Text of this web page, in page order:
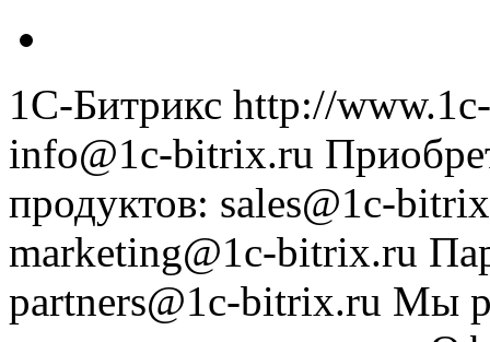
1С-Битрикс http://
info@1c-bitrix.ru
продуктов: sales@1c-
marketing@1c-bitrix.ru
partners@1c-bitrix.ru Мы